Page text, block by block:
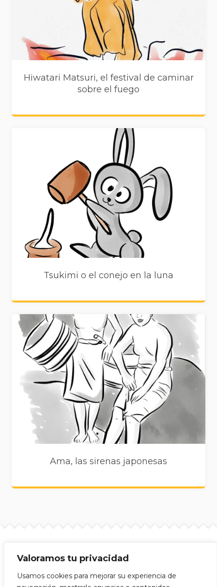
Valoramos tu privacidad
Usamos cookies para mejorar su experiencia de
Hiwatari Matsuri, el festival de caminar
sobre el fuego
Tsukimi o el conejo en la luna
Ama, las sirenas japonesas